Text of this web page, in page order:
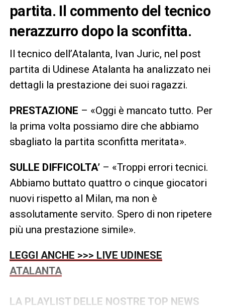
partita. Il commento del tecnico
nerazzurro dopo la sconfitta.
Il tecnico dell’Atalanta, Ivan Juric, nel post
partita di Udinese Atalanta ha analizzato nei
dettagli la prestazione dei suoi ragazzi.
PRESTAZIONE – «Oggi è mancato tutto. Per
la prima volta possiamo dire che abbiamo
sbagliato la partita sconfitta meritata».
SULLE DIFFICOLTA’– «Troppi errori tecnici.
Abbiamo buttato quattro o cinque giocatori
nuovi rispetto al Milan, ma non è
assolutamente servito. Spero di non ripetere
più una prestazione simile».
LEGGI ANCHE >>> LIVE UDINESE
ATALANTA
LA PLAYLIST DELLE NOSTRE TOP NEWS